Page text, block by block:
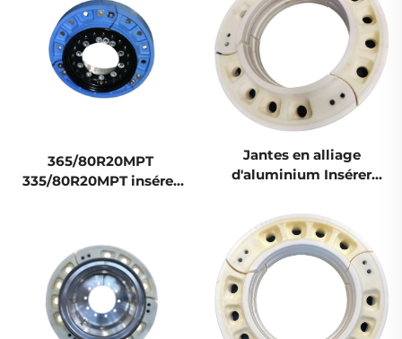
route Pneu pour camion
et voiture
365/80R20MPT
335/80R20MPT insérer
Technologie de pointe
Jantes en alliage
d'aluminium Insérer
Pneu hors route Corps
de soutien interne Chine
Technologie de pointe